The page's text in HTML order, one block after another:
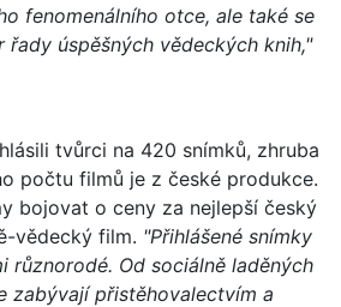
fenomenálního otce, ale také se
úspěšných vědeckých knih,"
tvůrci na 420 snímků, zhruba
počtu filmů je z české produkce.
bojovat o ceny za nejlepší český
vědecký film. "Přihlášené snímky
různorodé. Od sociálně laděných
zabývají přistěhovalectvím a